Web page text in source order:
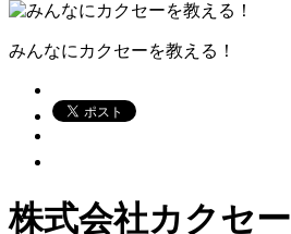
みんなにカクセーを教える！
株式会社カクセー